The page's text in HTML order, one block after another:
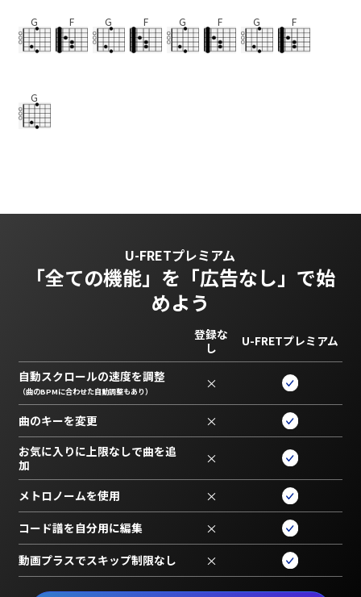
G F G F G F G F
G
U-FRETプレミアム
「全ての機能」を 「広告なし」で始
めよう
登録な
し
U-FRETプレミアム
自動スクロールの速度を調整
（曲のBPMに合わせた自動調整もあり） ×
曲のキーを変更 ×
お気に入りに上限なしで曲を追
加
×
メトロノームを使用 ×
コード譜を自分用に編集 ×
動画プラスでスキップ制限なし ×